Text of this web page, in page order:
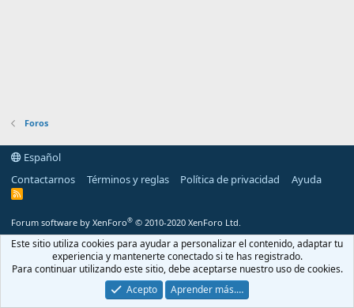
Foros
Español
Contactarnos
Términos y reglas Política de privacidad Ayuda
R
Forum software by XenForo® © 2010-2020 XenForo Ltd.
Este sitio utiliza cookies para ayudar a personalizar el contenido, adaptar tu
experiencia y mantenerte conectado si te has registrado.
Para continuar utilizando este sitio, debe aceptarse nuestro uso de cookies.
Acepto
Aprender más.…